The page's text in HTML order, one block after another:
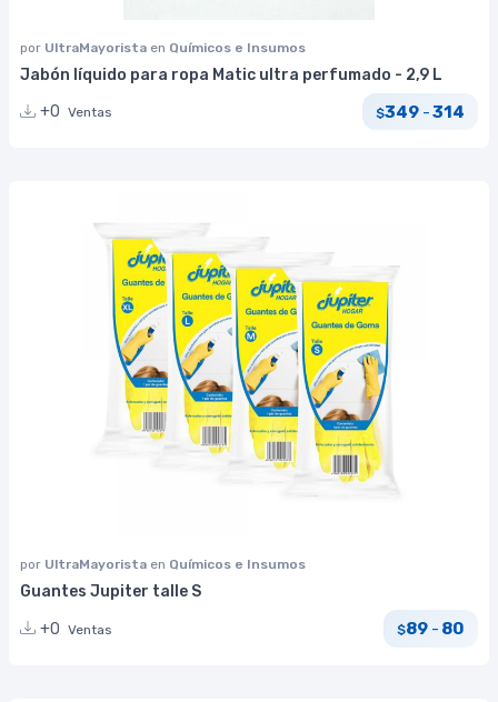
por UltraMayorista en Químicos e Insumos
Jabón líquido para ropa Matic ultra perfumado - 2,9 L
+0 Ventas $349 -314
por UltraMayorista en Químicos e Insumos
Guantes Jupiter talle S
+0 Ventas $89 - 80